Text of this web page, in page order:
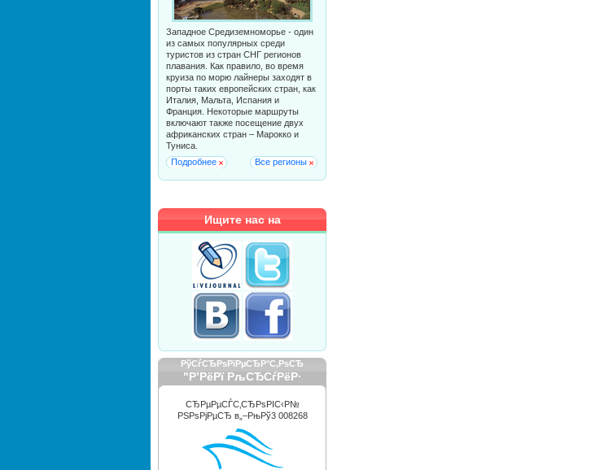
Западное Средиземноморье - один
из самых популярных среди
туристов из стран СНГ регионов
плавания. Как правило, во время
круиза по морю лайнеры заходят в
порты таких европейских стран, как
Италия, Мальта, Испания и
Франция. Некоторые маршруты
включают также посещение двух
африканских стран – Марокко и
Туниса.
Подробнее
Все регионы
Ищите нас на
СЂРµРµСЃС‚СЂРѕРІС‹Р№
РЅРѕРјРµСЂ в„–РњРў3 008268
РўСѓСЂРѕРїРµСЂР°С‚РѕСЂ
"Р’РёРї РљСЂСѓРёР·